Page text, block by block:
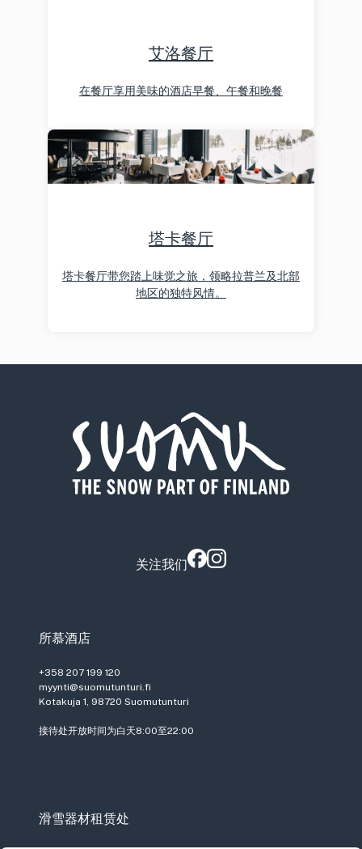
艾洛餐厅
在餐厅享用美味的酒店早餐、午餐和晚餐
塔卡餐厅
塔卡餐厅带您踏上味觉之旅，领略拉普兰及北部
地区的独特风情。
关注我们
所慕酒店
+358 207 199 120
myynti@suomutunturi.fi
Kotakuja 1, 98720 Suomutunturi
接待处开放时间为白天8:00至22:00
滑雪器材租赁处